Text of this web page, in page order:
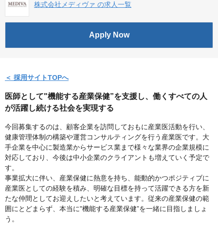
株式会社メディヴァ の求人一覧
Apply Now
＜ 採用サイトTOPへ
医師として"機能する産業保健”を支援し、働くすべての人
が活躍し続ける社会を実現する
今回募集するのは、顧客企業を訪問しておもに産業医活動を行い、
健康管理体制の構築や運営コンサルティングを行う産業医です。大
手企業を中心に製造業からサービス業まで様々な業界の企業規模に
対応しており、今後は中小企業のクライアントも増えていく予定で
す。
事業拡大に伴い、産業保健に熱意を持ち、能動的かつポジティブに
産業医としての経験を積み、明確な目標を持って活躍できる方を新
たな仲間としてお迎えしたいと考えています。従来の産業保健の範
囲にとどまらず、本当に"機能する産業保健”を一緒に目指しましょ
う。